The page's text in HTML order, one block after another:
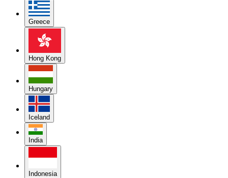
Greece
Hong Kong
Hungary
Iceland
India
Indonesia